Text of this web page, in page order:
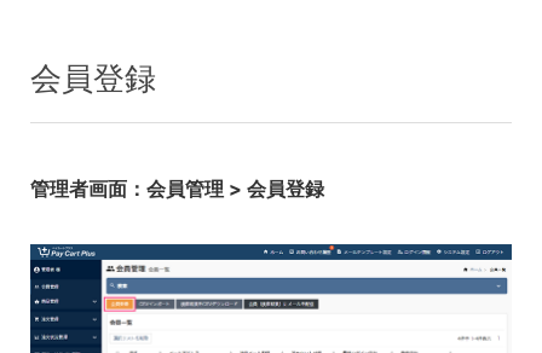
会員登録
管理者画面：会員管理 > 会員登録